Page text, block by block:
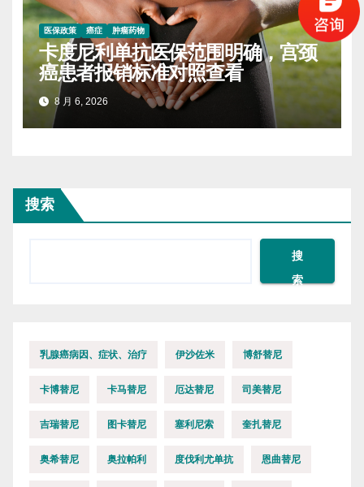
医保政策 癌症 肿瘤药物
卡度尼利单抗医保范围明确，宫颈
癌患者报销标准对照查看
8 月 6, 2026
搜索
搜
索
乳腺癌病因、症状、治疗 伊沙佐米 博舒替尼
卡博替尼 卡马替尼 厄达替尼 司美替尼
吉瑞替尼 图卡替尼 塞利尼索 奎扎替尼
奥希替尼 奥拉帕利 度伐利尤单抗 恩曲替尼